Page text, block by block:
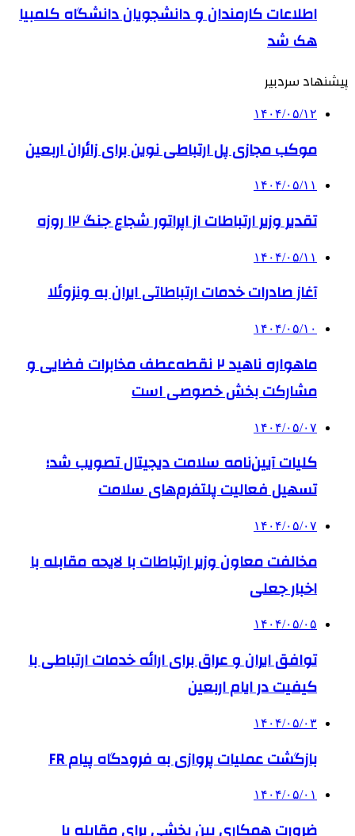
اطلاعات کارمندان و دانشجویان دانشگاه کلمبیا
هک شد
پیشنهاد سردبیر
۱۴۰۴/۰۵/۱۲
موکب مجازی پل ارتباطی نوین برای زائران اربعین
۱۴۰۴/۰۵/۱۱
تقدیر وزیر ارتباطات از اپراتور شجاع جنگ ۱۲ روزه
۱۴۰۴/۰۵/۱۱
آغاز صادرات خدمات ارتباطاتی ایران به ونزوئلا
۱۴۰۴/۰۵/۱۰
ماهواره ناهید ۲ نقطه‌عطف مخابرات فضایی و
مشارکت بخش خصوصی است
۱۴۰۴/۰۵/۰۷
کلیات آیین‌نامه سلامت دیجیتال تصویب شد؛
تسهیل فعالیت پلتفرم‌های سلامت
۱۴۰۴/۰۵/۰۷
مخالفت معاون وزیر ارتباطات با لایحه مقابله با
اخبار جعلی
۱۴۰۴/۰۵/۰۵
توافق ایران و عراق برای ارائه خدمات ارتباطی با
کیفیت در ایام اربعین
۱۴۰۴/۰۵/۰۳
بازگشت عملیات پروازی به فرودگاه پیام FR
۱۴۰۴/۰۵/۰۱
ضرورت همکاری بین بخشی برای مقابله با